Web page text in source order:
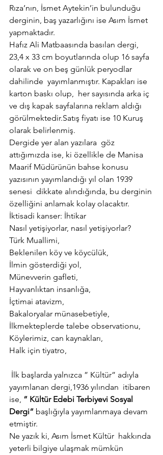
Rıza’nın, İsmet Aytekin’in bulunduğu
derginin, baş yazarlığını ise Asım İsmet
yapmaktadır.
Hafız Ali Matbaasında basılan dergi,
23,4 x 33 cm boyutlarında olup 16 sayfa
olarak ve on beş günlük peryodlar
dahilinde  yayımlanmıştır. Kapakları ise
karton baskı olup,  her sayısında arka iç
ve dış kapak sayfalarına reklam aldığı
görülmektedir.Satış fiyatı ise 10 Kuruş
olarak belirlenmiş.
Dergide yer alan yazılara  göz
attığımızda ise, ki özellikle de Manisa
Maarif Müdürünün bahse konusu
yazısının yayımlandığı yıl olan 1939
senesi  dikkate alındığında, bu derginin
özelliğini anlamak kolay olacaktır.
İktisadi kanser: İhtikar
Nasıl yetişiyorlar, nasıl yetişiyorlar?
Türk Muallimi,
Beklenilen köy ve köycülük,
İlmin gösterdiği yol,
Münevverin gafleti,
Hayvanlıktan insanlığa,
İçtimai atavizm,
Bakaloryalar münasebetiyle,
İlkmekteplerde talebe observationu,
Köylerimiz, can kaynakları,
Halk için tiyatro,
yayımlanan dergi,1936 yılından  itibaren
ise, ” Kültür Edebi Terbiyevi Sosyal
Dergi“ başlığıyla yayımlanmaya devam
etmiştir.
Ne yazık ki, Asım İsmet Kültür  hakkında
yeterli bilgiye ulaşmak mümkün